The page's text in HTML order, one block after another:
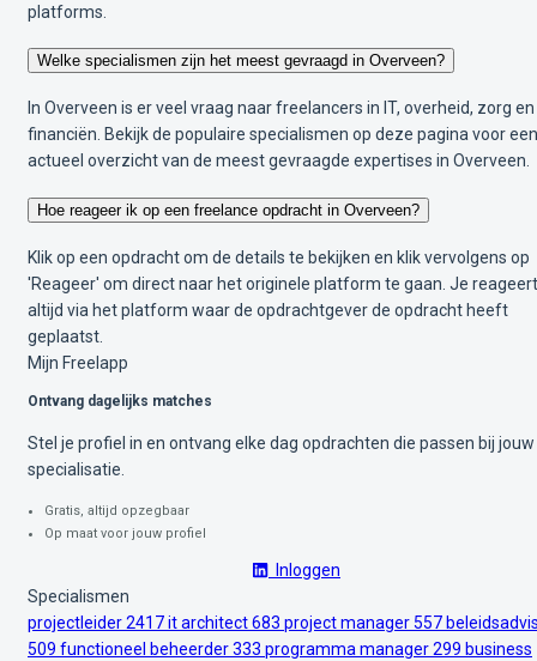
platforms.
Welke specialismen zijn het meest gevraagd in Overveen?
In Overveen is er veel vraag naar freelancers in IT, overheid, zorg en
financiën. Bekijk de populaire specialismen op deze pagina voor een
actueel overzicht van de meest gevraagde expertises in Overveen.
Hoe reageer ik op een freelance opdracht in Overveen?
Klik op een opdracht om de details te bekijken en klik vervolgens op
'Reageer' om direct naar het originele platform te gaan. Je reageert
altijd via het platform waar de opdrachtgever de opdracht heeft
geplaatst.
Mijn Freelapp
Ontvang dagelijks matches
Stel je profiel in en ontvang elke dag opdrachten die passen bij jouw
specialisatie.
Gratis, altijd opzegbaar
Op maat voor jouw profiel
Inloggen
Specialismen
projectleider2417it architect683 project manager557
509 functioneel beheerder333 programma manager299 business